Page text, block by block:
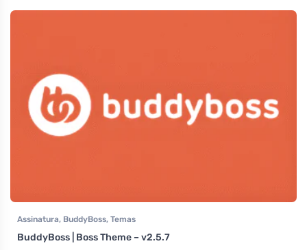
Assinatura, BuddyBoss, Temas
BuddyBoss | Boss Theme – v2.5.7